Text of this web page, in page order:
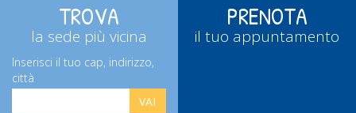
TROVA
la sede più vicina
Inserisci il tuo cap, indirizzo,
città
VAI
PRENOTA
il tuo appuntamento